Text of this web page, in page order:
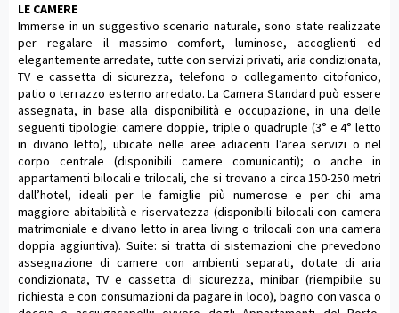
LE CAMERE
Immerse in un suggestivo scenario naturale, sono state realizzate
per regalare il massimo comfort, luminose, accoglienti ed
elegantemente arredate, tutte con servizi privati, aria condizionata,
TV e cassetta di sicurezza, telefono o collegamento citofonico,
patio o terrazzo esterno arredato. La Camera Standard può essere
assegnata, in base alla disponibilità e occupazione, in una delle
seguenti tipologie: camere doppie, triple o quadruple (3° e 4° letto
in divano letto), ubicate nelle aree adiacenti l’area servizi o nel
corpo centrale (disponibili camere comunicanti); o anche in
appartamenti bilocali e trilocali, che si trovano a circa 150-250 metri
dall’hotel, ideali per le famiglie più numerose e per chi ama
maggiore abitabilità e riservatezza (disponibili bilocali con camera
matrimoniale e divano letto in area living o trilocali con una camera
doppia aggiuntiva). Suite: si tratta di sistemazioni che prevedono
assegnazione di camere con ambienti separati, dotate di aria
condizionata, TV e cassetta di sicurezza, minibar (riempibile su
richiesta e con consumazioni da pagare in loco), bagno con vasca o